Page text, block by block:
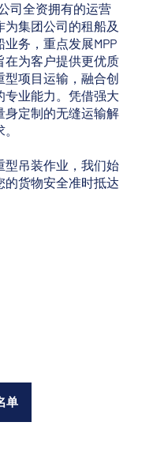
司全资拥有的运营
集团公司的租船及
务，重点发展MPP
在为客户提供更优质
型项目运输，融合创
专业能力。凭借强大
身定制的无缝运输解
型吊装作业，我们始
的货物安全准时抵达
单